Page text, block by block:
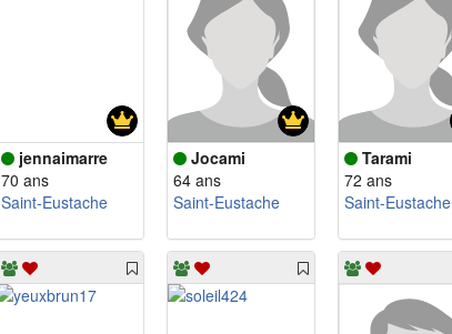
jennaimarre
70 ans
Saint-Eustache
Jocami
64 ans
Saint-Eustache
Tarami
72 ans
Saint-Eustache